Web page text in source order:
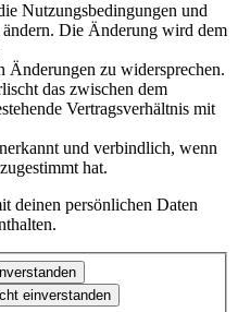
Nutzungsbedingungen und
Die Änderung wird dem
Änderungen zu widersprechen.
das zwischen dem
Vertragsverhältnis mit
und verbindlich, wenn
hat.
deinen persönlichen Daten